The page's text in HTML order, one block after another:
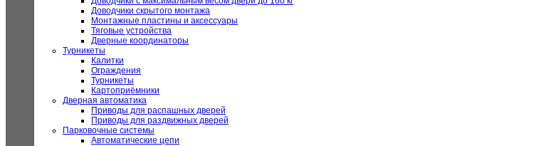
Доводчики скрытого монтажа
Монтажные пластины и аксессуары
Тяговые устройства
Дверные координаторы
Турникеты
Калитки
Ограждения
Турникеты
Картоприёмники
Дверная автоматика
Приводы для распашных дверей
Приводы для раздвижных дверей
Парковочные системы
Автоматические цепи